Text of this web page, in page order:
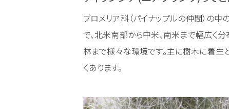
ブロメリア科（パイナップルの仲間）の
で、北米南部から中米、南米まで幅広く
林まで様々な環境です。主に樹木に着生
くあります。